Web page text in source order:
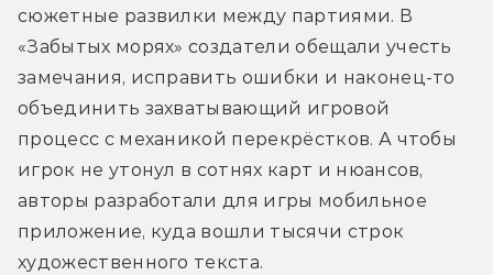
сюжетные развилки между партиями. В
«Забытых морях» создатели обещали учесть
замечания, исправить ошибки и наконец-то
объединить захватывающий игровой
процесс с механикой перекрёстков. А чтобы
игрок не утонул в сотнях карт и нюансов,
авторы разработали для игры мобильное
приложение, куда вошли тысячи строк
художественного текста.